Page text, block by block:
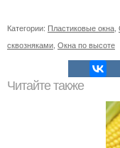
Категории: Пластиковые окна
сквозняками Окна по высоте
Читайте также